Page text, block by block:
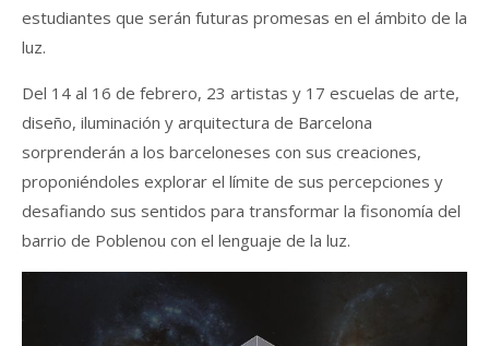
estudiantes que serán futuras promesas en el ámbito de la
luz.
Del 14 al 16 de febrero, 23 artistas y 17 escuelas de arte,
diseño, iluminación y arquitectura de Barcelona
sorprenderán a los barceloneses con sus creaciones,
proponiéndoles explorar el límite de sus percepciones y
desafiando sus sentidos para transformar la fisonomía del
barrio de Poblenou con el lenguaje de la luz.